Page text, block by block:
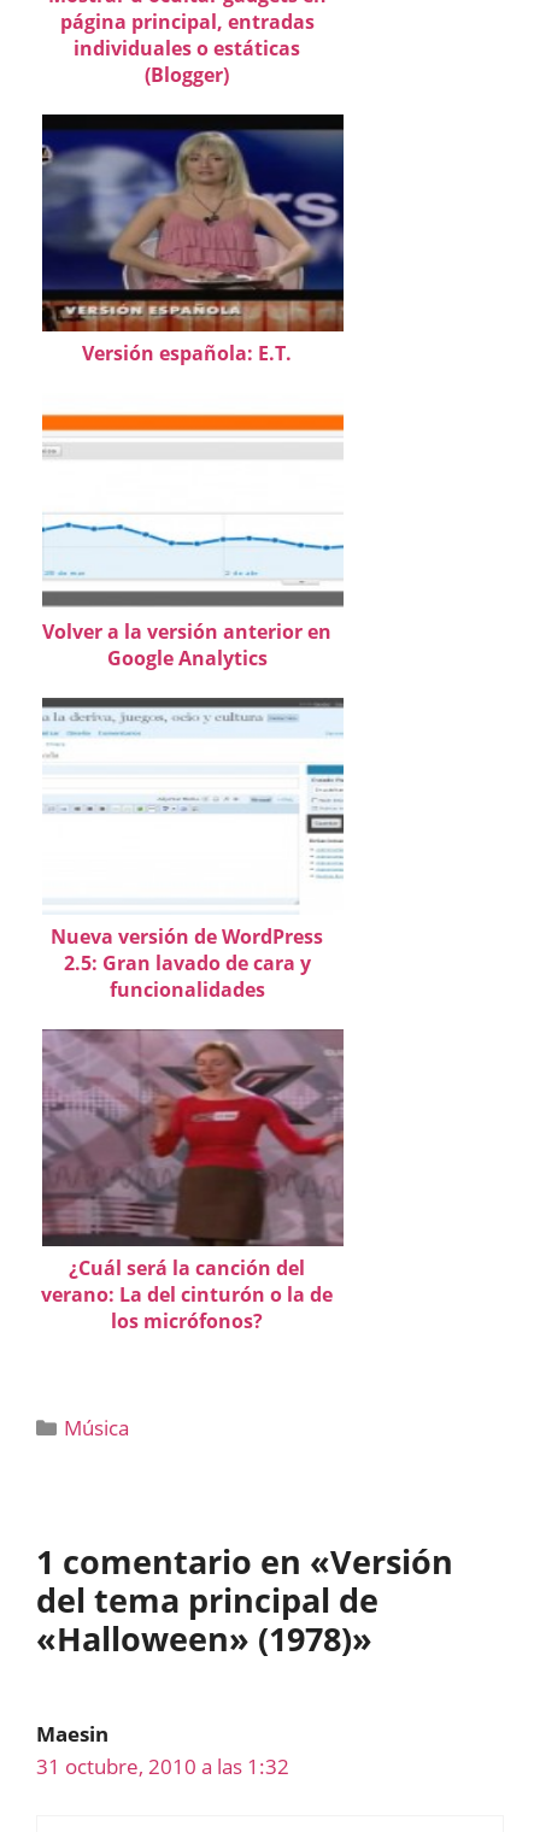
página principal, entradas
individuales o estáticas
(Blogger)
Versión española: E.T.
Volver a la versión anterior en
Google Analytics
Nueva versión de WordPress
2.5: Gran lavado de cara y
funcionalidades
¿Cuál será la canción del
verano: La del cinturón o la de
los micrófonos?
Categorías
Música
1 comentario en «Versión
del tema principal de
«Halloween» (1978)»
Maesin
31 octubre, 2010 a las 1:32